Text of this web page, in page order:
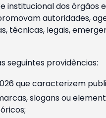
dos órgãos
autoridades,
legais,
seguintes providências:
que caracterizem
slogans ou